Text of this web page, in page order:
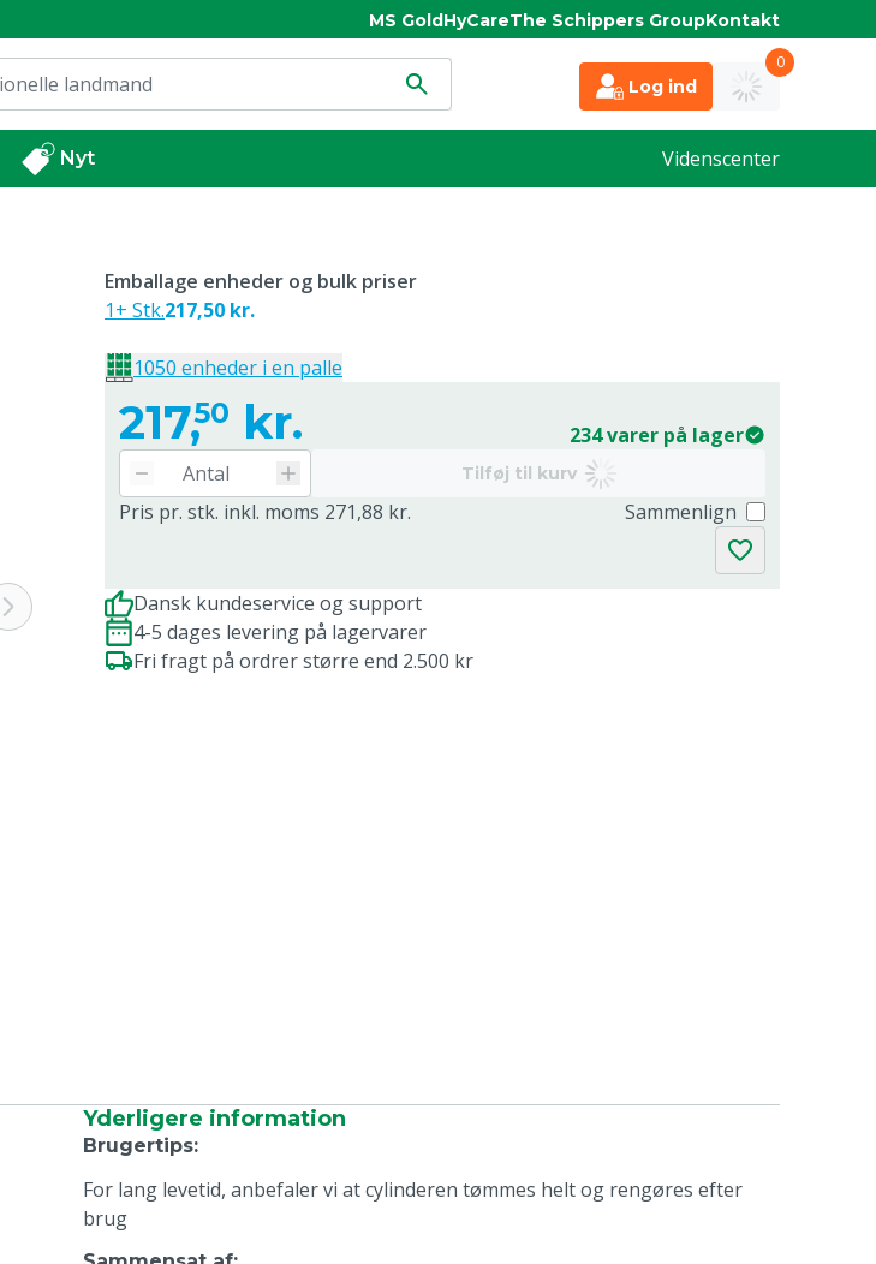
MS GoldHyCareThe Schippers GroupKontakt
Log ind
0
Nyt Videnscenter
217,50 kr. 234 varer på lager
Tilføj til kurv
Pris pr. stk. inkl. moms 271,88 kr. Sammenlign
Emballage enheder og bulk priser
1+ Stk.217,50 kr.
1050 enheder i en palle
Dansk kundeservice og support
4-5 dages levering på lagervarer
Fri fragt på ordrer større end 2.500 kr
Yderligere information
Brugertips:
For lang levetid, anbefaler vi at cylinderen tømmes helt og rengøres efter
brug